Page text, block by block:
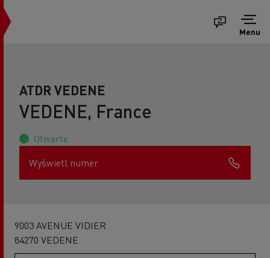
Menu
ATDR VEDENE
VEDENE, France
Otwarte
Wyświetl numer
9003 AVENUE VIDIER
84270 VEDENE